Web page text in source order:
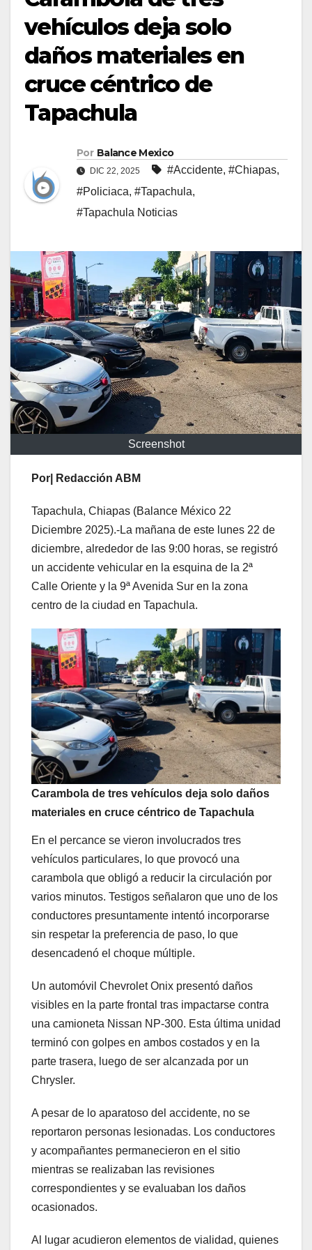
vehículos deja solo
daños materiales en
cruce céntrico de
Tapachula
Por Balance Mexico
DIC 22, 2025 #Accidente, #Chiapas,
#Policiaca, #Tapachula,
#Tapachula Noticias
Screenshot
Por| Redacción ABM
Tapachula, Chiapas (Balance México 22
Diciembre 2025).-La mañana de este lunes 22 de
diciembre, alrededor de las 9:00 horas, se registró
un accidente vehicular en la esquina de la 2ª
Calle Oriente y la 9ª Avenida Sur en la zona
centro de la ciudad en Tapachula.
Carambola de tres vehículos deja solo daños
materiales en cruce céntrico de Tapachula
En el percance se vieron involucrados tres
vehículos particulares, lo que provocó una
carambola que obligó a reducir la circulación por
varios minutos. Testigos señalaron que uno de los
conductores presuntamente intentó incorporarse
sin respetar la preferencia de paso, lo que
desencadenó el choque múltiple.
Un automóvil Chevrolet Onix presentó daños
visibles en la parte frontal tras impactarse contra
una camioneta Nissan NP-300. Esta última unidad
terminó con golpes en ambos costados y en la
parte trasera, luego de ser alcanzada por un
Chrysler.
A pesar de lo aparatoso del accidente, no se
reportaron personas lesionadas. Los conductores
y acompañantes permanecieron en el sitio
mientras se realizaban las revisiones
correspondientes y se evaluaban los daños
ocasionados.
Al lugar acudieron elementos de vialidad, quienes